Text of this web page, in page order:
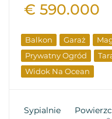
€ 590.000
Balkon Garaż
Prywatny Ogród
Widok Na Ocean
Sypialnie